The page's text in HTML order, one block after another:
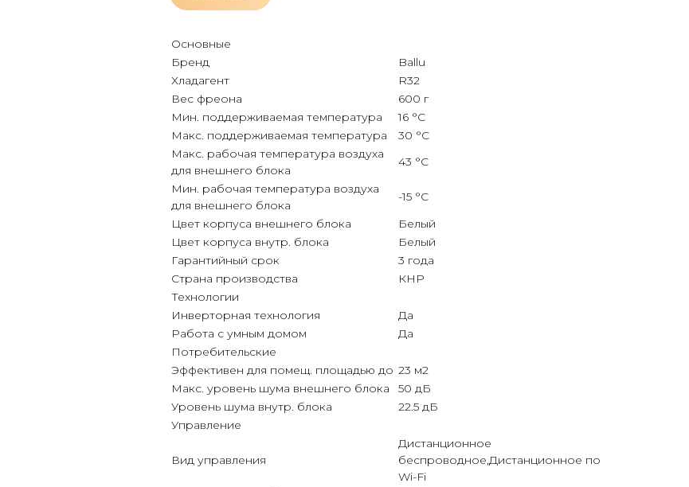
Основные
Бренд
Ballu
Хладагент
R32
Вес фреона
600 г
Мин. поддерживаемая температура
16 °С
Макс. поддерживаемая температура
30 °С
Макс. рабочая температура воздуха
для внешнего блока
43 °С
Мин. рабочая температура воздуха
для внешнего блока
-15 °С
Цвет корпуса внешнего блока
Белый
Цвет корпуса внутр. блока
Белый
Гарантийный срок
3 года
Страна производства
КНР
Технологии
Инверторная технология
Да
Работа с умным домом
Да
Потребительские
Эффективен для помещ. площадью до 23 м2
Макс. уровень шума внешнего блока
50 дБ
Уровень шума внутр. блока
22.5 дБ
Управление
Вид управления
Дистанционное
беспроводное,Дистанционное по
Wi-Fi